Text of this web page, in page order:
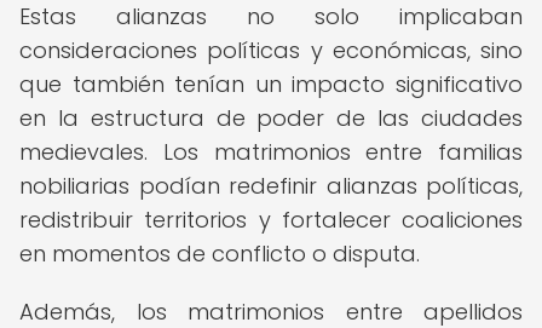
Estas alianzas no solo implicaban
consideraciones políticas y económicas, sino
que también tenían un impacto significativo
en la estructura de poder de las ciudades
medievales. Los matrimonios entre familias
nobiliarias podían redefinir alianzas políticas,
redistribuir territorios y fortalecer coaliciones
en momentos de conflicto o disputa.
Además, los matrimonios entre apellidos